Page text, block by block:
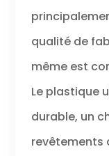
qualité de
même est
Le plastique
durable, un
revêtements